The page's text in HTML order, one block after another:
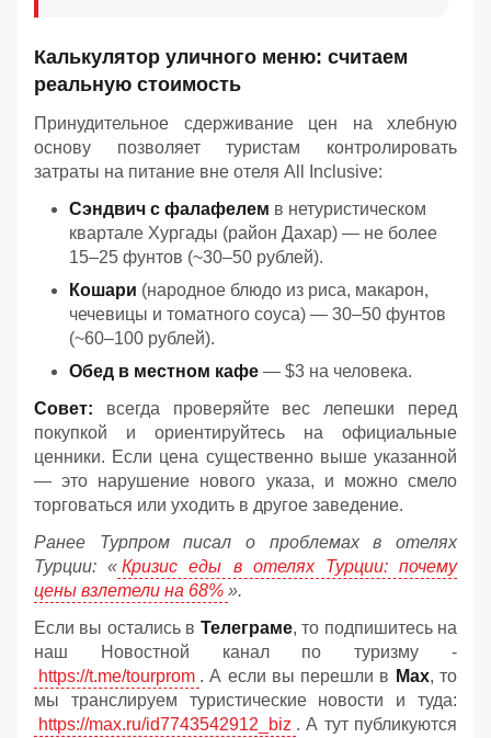
Калькулятор уличного меню: считаем
реальную стоимость
Принудительное сдерживание цен на хлебную
основу позволяет туристам контролировать
затраты на питание вне отеля All Inclusive:
Сэндвич с фалафелем в нетуристическом
квартале Хургады (район Дахар) — не более
15–25 фунтов (~30–50 рублей).
Кошари (народное блюдо из риса, макарон,
чечевицы и томатного соуса) — 30–50 фунтов
(~60–100 рублей).
Обед в местном кафе — $3 на человека.
Совет: всегда проверяйте вес лепешки перед
покупкой и ориентируйтесь на официальные
ценники. Если цена существенно выше указанной
— это нарушение нового указа, и можно смело
торговаться или уходить в другое заведение.
Ранее Турпром писал о проблемах в отелях
Турции: « Кризис еды в отелях Турции: почему
цены взлетели на 68% ».
Если вы остались в Телеграме, то подпишитесь на
наш Новостной канал по туризму -
https://t.me/tourprom . А если вы перешли в Мах, то
мы транслируем туристические новости и туда:
https://max.ru/id7743542912_biz . А тут публикуются